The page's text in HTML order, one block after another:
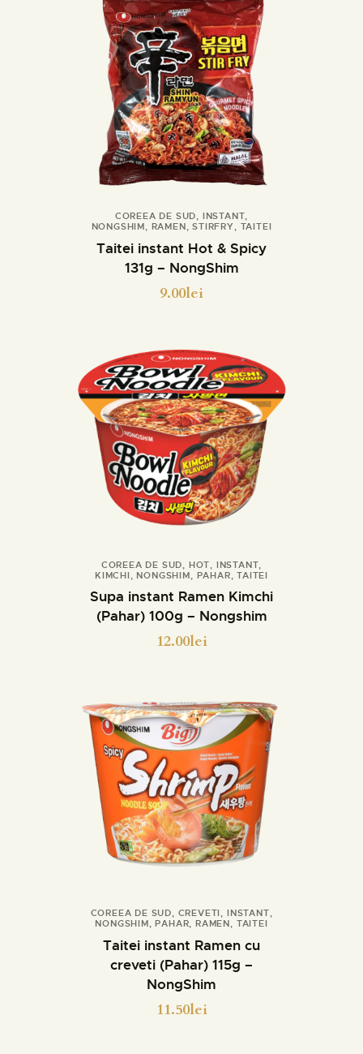
Cumpara Detalii
COREEA DE SUD, INSTANT,
NONGSHIM, RAMEN,STIRFRY, TAITEI
Taitei instant Hot & Spicy
131g – NongShim
9.00lei
Cumpara Detalii
COREEA DE SUD HOT INSTANT
KIMCHI
NONGSHIM PAHAR ,TAITEI
Supa instant Ramen Kimchi
(Pahar) 100g – Nongshim
12.00lei
Detalii
COREEA DE SUD, CREVETI, INSTANT,
NONGSHIM,PAHAR,RAMEN, TAITEI
Taitei instant Ramen cu
creveti (Pahar) 115g –
NongShim
11.50lei